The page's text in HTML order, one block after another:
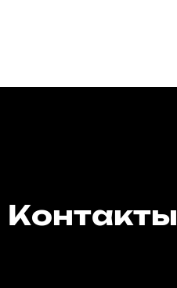
Контакты